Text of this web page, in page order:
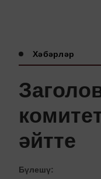
Хәбәрләр
әйтте
Бүлешү: